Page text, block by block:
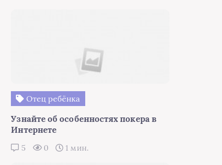
Отец ребёнка
Узнайте об особенностях покера в
Интернете
5 0 1 мин.